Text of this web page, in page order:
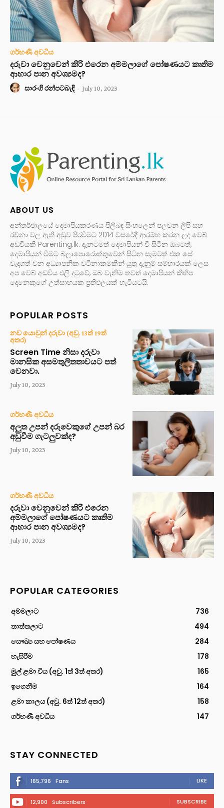
ගර්භණී අවධිය
දරුවා වෙනුවෙන් කිරි එරෙන අම්මලාගේ පෝෂණයට කෘතිම
ආහාර පාන අවශ්‍යමද?
සාරංගි රන්පටබැඳි - July 10, 2023
ABOUT US
අන්තර්ජාලයේ දෙමාපියකරණය පිලිබඳ සිංහලෙන් පලවන ලිපි සහ
රචනා වල ඇති අඩුව පිරවීමට 2014 වසරේදී ආරම්භ කරන ලද වෙබ්
අඩවියකි Parenting.lk. දැනටමත් දෙමාපියන් වී සිටින ඔබටත්,
දෙමාපියන් වීමට බලාපොරොත්තුවෙන් සිටින සැමටත් එක සේ
වැදගත් වන අධ්‍යාපනික වටිනාකමකින් යුතු දැනුම් සම්භාරයක් ලෙස
අප වෙබ් අඩවිය එලි දුටුවේ, ඔබ වැනිම තවත් දෙමාපියන් කිහිප
දෙනෙකුගේ උත්සාහයක ප්‍රතිඵලයක් හැටියටයි.
POPULAR POSTS
නව යොවුන් දරුවා (අවු. 13ත් 19ත්
අතර)
Screen Time නිසා දරුවා
මානසික අසමතුලිතතාවයට පත්
වෙනවා.
July 10, 2023
ගර්භණී අවධිය
අලුත උපන් දරුවෙකුගේ උපන් බර
අඩුවීම ගැටලුවක්ද?
July 10, 2023
ගර්භණී අවධිය
දරුවා වෙනුවෙන් කිරි එරෙන
අම්මලාගේ පෝෂණයට කෘතිම
ආහාර පාන අවශ්‍යමද?
July 10, 2023
POPULAR CATEGORIES
අම්මලාට
736
තාත්තලාට
494
සෞඛ්‍ය සහ පෝෂණය
284
හැසිරීම
178
මුල් ළමා විය (අවු. 1ත් 3ත් අතර)
165
ඉගෙනීම
164
ළමා කාලය (අවු. 6ත් 12ත් අතර)
158
ගර්භණී අවධිය
147
STAY CONNECTED
165,796 Fans LIKE
12,900 Subscribers SUBSCRIBE